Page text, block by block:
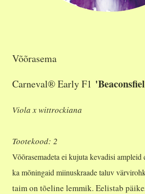
Võõrasema
Carneval® Early F1
Viola x wittrockiana
Tootekood: 2
Võõrasemadeta ei kujuta kevadisi ampleid
ka mõningaid miinuskraade taluv
taim on tõeline lemmik. Eelistab